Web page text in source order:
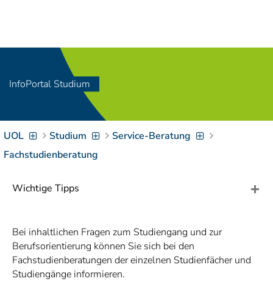
Zum Inhalt springen
[Access-Key 2
Zur Suche springen
[Access-Key 4]
Zur Hauptnavigation
springen
Zur
Brotkrumennavigation
springen[Access-Key
7]
InfoPortal Studium
UOL Studium
Service-Beratung
Fachstudienberatung
Wichtige Tipps
Bei inhaltlichen Fragen zum Studiengang und zur
Berufsorientierung können Sie sich bei den
Fachstudienberatungen der einzelnen Studienfächer und
Studiengänge informieren.